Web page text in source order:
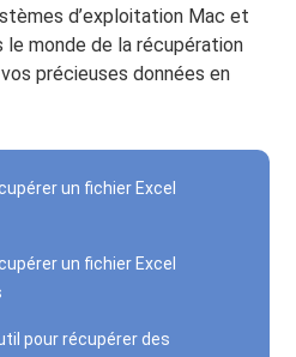
d’exploitation Mac et
le monde de la récupération
précieuses données en
un fichier Excel
un fichier Excel
pour récupérer des